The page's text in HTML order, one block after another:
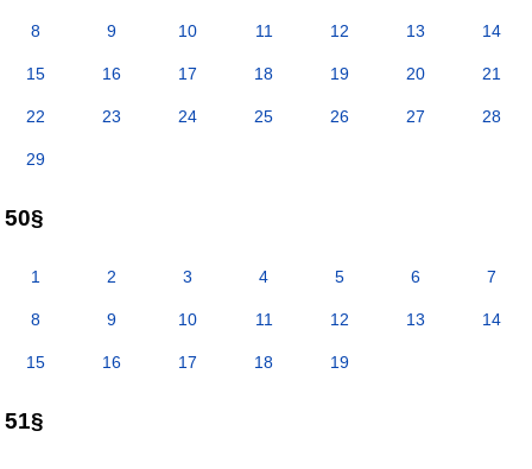
8 9 10 11 12 13 14
15 16 17 18 19 20 21
22 23 24 25 26 27 28
29
50§
1 2 3 4 5 6 7
8 9 10 11 12 13 14
15 16 17 18 19
51§